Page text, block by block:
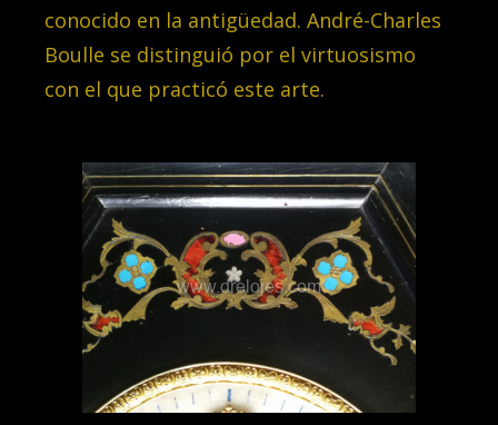
conocido en la antigüedad. André-Charles
Boulle se distinguió por el virtuosismo
con el que practicó este arte.